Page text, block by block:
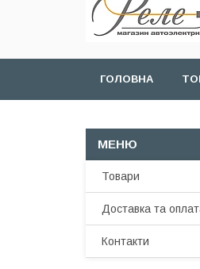
ГОЛОВНА
Товари
Доставка та
Контакти